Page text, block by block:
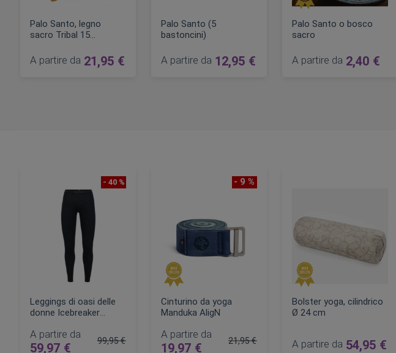
Palo Santo, legno
sacro Tribal 15
A partire da 21,95 €
Palo Santo (5
bastoncini)
A partire da 12,95 €
Palo Santo o bosco
sacro
A partire da 2,40 €
- 40 %
Leggings di oasi delle
donne Icebreaker
A partire da
59,97 €
99,95 €
- 9 %
Cinturino da yoga
Manduka AligN
A partire da
19,97 €
21,95 €
Bolster yoga, cilindrico
Ø 24 cm
A partire da 54,95 €